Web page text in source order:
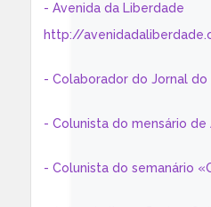
- Avenida da Liberdade
http://
- Colaborador do Jornal do
- Colunista do mensário
- Colunista do semanário